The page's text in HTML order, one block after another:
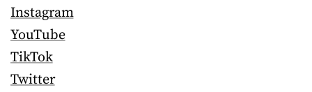
Instagram
YouTube
TikTok
Twitter